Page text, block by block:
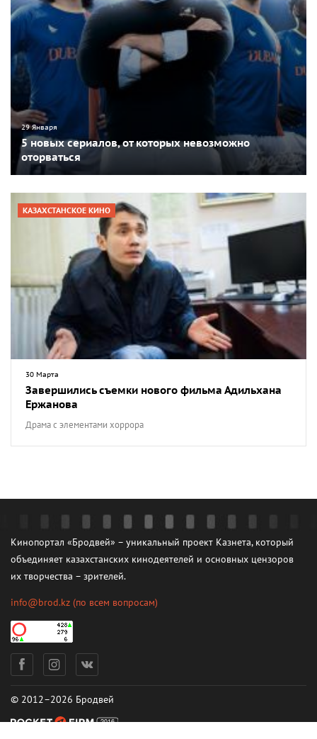
29 Января
5 новых сериалов, от которых невозможно
оторваться
КАЗАХСТАНСКОЕ КИНО
30 Марта
Завершились съемки нового фильма Адильхана
Ержанова
Драма с элементами хоррора
Кинопортал «Бродвей» – уникальный проект Казнета, который
объединяет казахстанских кинодеятелей и основных цензоров
их творчества – зрителей.
info@brod.kz (по всем вопросам)
© 2012–2026 Бродвей